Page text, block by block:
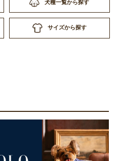
犬種一覧から探す
サイズから探す